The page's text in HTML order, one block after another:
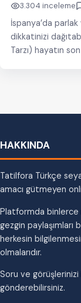
3.304 inceleme
İspanya’da
dikkatinizi
Tarzı) hayatın
HAKKINDA
Tatilfora Türkçe
amacı gütmeyen
Platformda binlerce
gezgin paylaşımları
herkesin
olmalarıdır.
Soru ve
gönderebilirsiniz.